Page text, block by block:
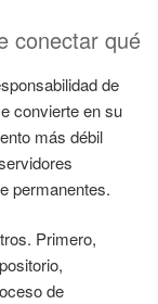
conectar qué
de
convierte en su
más débil
permanentes.
Primero,
de